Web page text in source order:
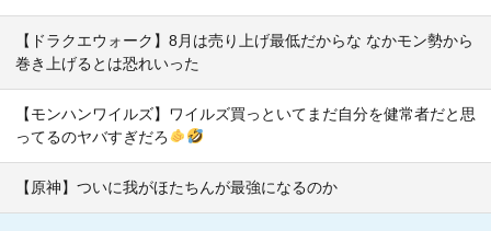
【ドラクエウォーク】8月は売り上げ最低だからな なかモン勢から
巻き上げるとは恐れいった
【モンハンワイルズ】ワイルズ買っといてまだ自分を健常者だと思
ってるのヤバすぎだろ
【原神】ついに我がほたちんが最強になるのか